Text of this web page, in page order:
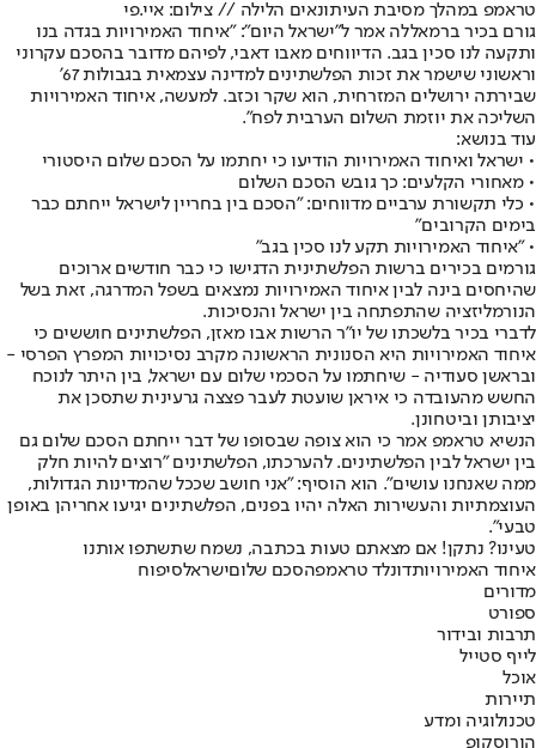
טראמפ במהלך מסיבת העיתונאים הלילה // צילום: איי.פי
גורם בכיר ברמאללה אמר ל"ישראל היום": "איחוד האמירויות בגדה בנו
ותקעה לנו סכין בגב. הדיווחים מאבו דאבי, לפיהם מדובר בהסכם עקרוני
וראשוני שישמר את זכות הפלשתינים למדינה עצמאית בגבולות 67'
שבירתה ירושלים המזרחית, הוא שקר וכזב. למעשה, איחוד האמירויות
השליכה את יוזמת השלום הערבית לפח".
עוד בנושא:
• ישראל ואיחוד האמירויות הודיעו כי יחתמו על הסכם שלום היסטורי
• מאחורי הקלעים: כך גובש הסכם השלום
• כלי תקשורת ערביים מדווחים: "הסכם בין בחריין לישראל ייחתם כבר
בימים הקרובים"
• "איחוד האמירויות תקע לנו סכין בגב"
גורמים בכירים ברשות הפלשתינית הדגישו כי כבר חודשים ארוכים
שהיחסים בינה לבין איחוד האמירויות נמצאים בשפל המדרגה, זאת בשל
הנורמליזציה שהתפתחה בין ישראל והנסיכות.
לדברי בכיר בלשכתו של יו"ר הרשות אבו מאזן, הפלשתינים חוששים כי
איחוד האמירויות היא הסנונית הראשונה מקרב נסיכויות המפרץ הפרסי -
ובראשן סעודיה - שיחתמו על הסכמי שלום עם ישראל, בין היתר לנוכח
החשש מהעובדה כי איראן שועטת לעבר פצצה גרעינית שתסכן את
יציבותן וביטחונן.
הנשיא טראמפ אמר כי הוא צופה שבסופו של דבר ייחתם הסכם שלום גם
בין ישראל לבין הפלשתינים. להערכתו, הפלשתינים "רוצים להיות חלק
ממה שאנחנו עושים". הוא הוסיף: "אני חושב שככל שהמדינות הגדולות,
העוצמתיות והעשירות האלה יהיו בפנים, הפלשתינים יגיעו אחריהן באופן
טבעי".
טעינו? נתקן! אם מצאתם טעות בכתבה, נשמח שתשתפו אותנו
איחוד האמירויותדונלד טראמפהסכם שלוםישראלסיפוח
מדורים
ספורט
תרבות ובידור
לייף סטייל
אוכל
תיירות
טכנולוגיה ומדע
הורוסקופ